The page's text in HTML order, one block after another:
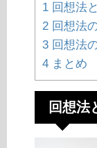
1 回想法
2 回想法
3 回想法
4 まとめ
回想法